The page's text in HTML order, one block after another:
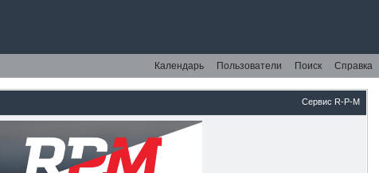
Календарь Пользователи Поиск Справка
Сервис R-P-M